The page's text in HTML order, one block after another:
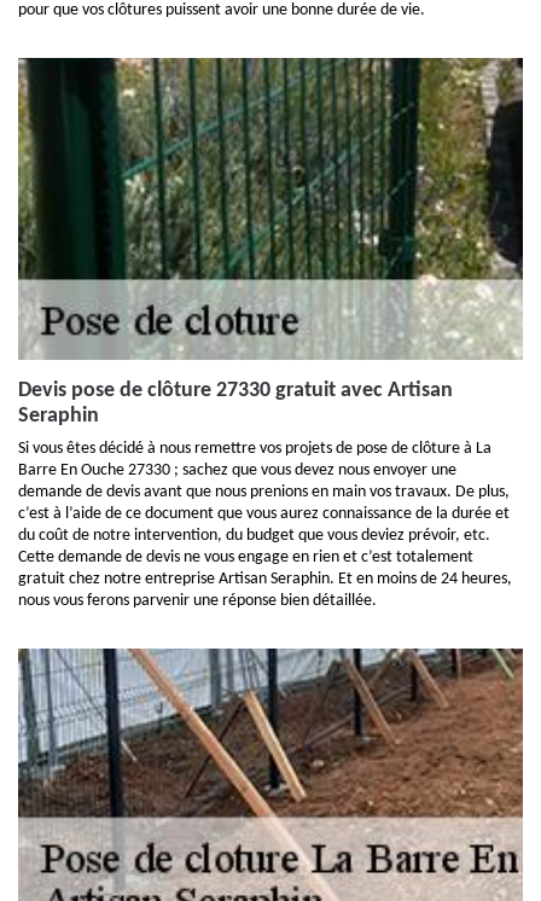
pour que vos clôtures puissent avoir une bonne durée de vie.
Devis pose de clôture 27330 gratuit avec Artisan
Seraphin
Si vous êtes décidé à nous remettre vos projets de pose de clôture à La
Barre En Ouche 27330 ; sachez que vous devez nous envoyer une
demande de devis avant que nous prenions en main vos travaux. De plus,
c’est à l’aide de ce document que vous aurez connaissance de la durée et
du coût de notre intervention, du budget que vous deviez prévoir, etc.
Cette demande de devis ne vous engage en rien et c’est totalement
gratuit chez notre entreprise Artisan Seraphin. Et en moins de 24 heures,
nous vous ferons parvenir une réponse bien détaillée.